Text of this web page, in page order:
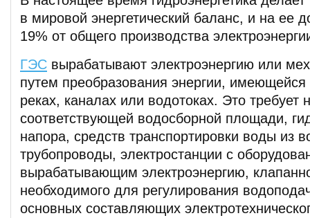
в мировой энергетический баланс, и на ее
19% от общего производства
ГЭС вырабатывают электроэнергию или
путем преобразования энергии,
реках, каналах или водотоках. Это требует
соответствующей водосборной площади,
напора, средств транспортировки воды из
трубопроводы, электростанции с
вырабатывающим электроэнергию,
необходимого для регулирования
основных составляющих